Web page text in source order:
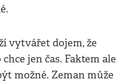
vytvářet dojem, že
jen čas. Faktem ale
možné. Zeman může